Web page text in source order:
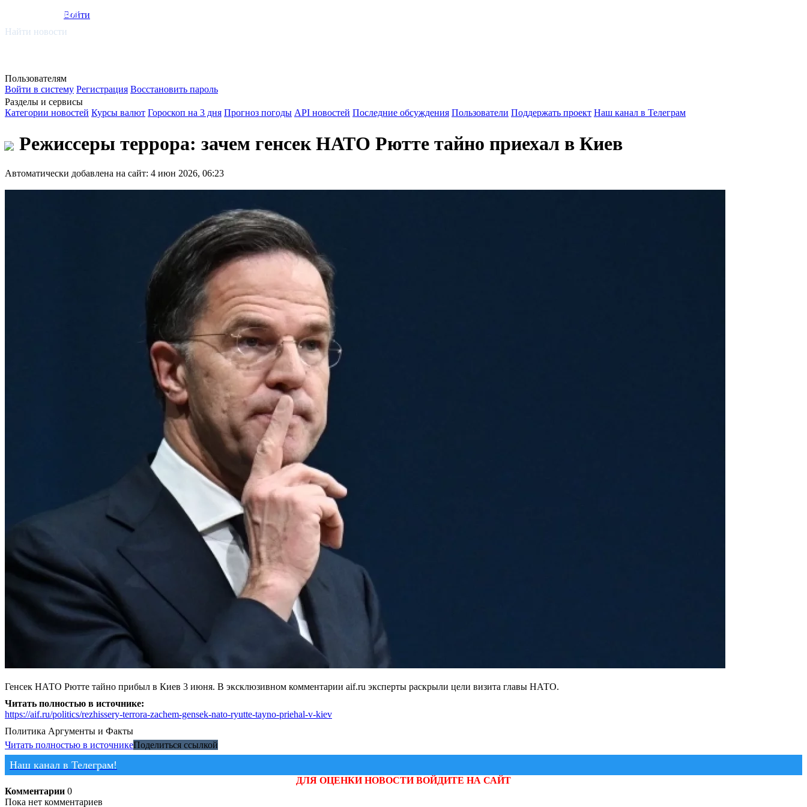
smi.mobi
Войти
Найти новости
Пользователям
Войти в систему Регистрация Восстановить пароль
Разделы и сервисы
Категории новостей Курсы валют Гороскоп на 3 дня Прогноз погоды API новостей Последние обсуждения Пользователи Поддержать проект Наш канал в Телеграм
Режиссеры террора: зачем генсек НАТО Рютте тайно приехал в Киев
Автоматически добавлена на сайт: 4 июн 2026, 06:23
Генсек НАТО Рютте тайно прибыл в Киев 3 июня. В эксклюзивном комментарии aif.ru эксперты раскрыли цели визита главы НАТО.
Читать полностью в источнике:
https://aif.ru/politics/rezhissery-terrora-zachem-gensek-nato-ryutte-tayno-priehal-v-kiev
Политика Аргументы и Факты
Читать полностью в источникеПоделиться ссылкой
Наш канал в Телеграм!
ДЛЯ ОЦЕНКИ НОВОСТИ ВОЙДИТЕ НА САЙТ
Комментарии 0
Пока нет комментариев